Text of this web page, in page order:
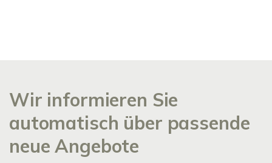
Wir informieren Sie
automatisch über passende
neue Angebote